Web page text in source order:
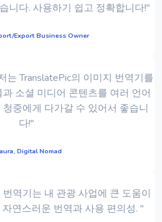
니다. 사용하기 쉽고 정확합니다!"
Export Business Owner
는 TranslatePic의 이미지 번역기를
소셜 미디어 콘텐츠를 여러 언어
중에게 다가갈 수 있어서 좋습니
다!"
Digital Nomad
역기는 내 관광 사업에 큰 도움이
연스러운 번역과 사용 편의성. "